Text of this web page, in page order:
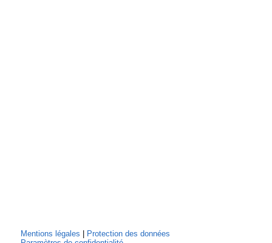
Mentions légales
Protection des données